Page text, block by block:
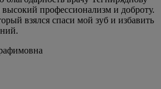
высокий профессионализм и доброту.
взялся спаси мой зуб и избавить